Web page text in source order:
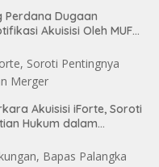
Perdana Dugaan
Akuisisi Oleh MUFG
Akuisisi iForte, Soroti
Hukum dalam